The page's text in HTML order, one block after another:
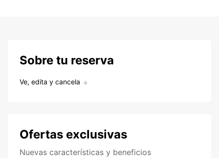
Sobre tu reserva
Ve, edita y cancela
Ofertas exclusivas
Nuevas características y beneficios